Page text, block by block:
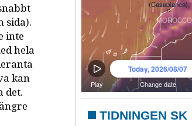
sida).
inte
hela
kan
det.
TIDNINGEN SK